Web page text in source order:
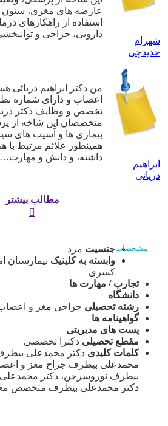
شهرام
حدیدچی
عارضه های مغزی، ستون
استفاده از راهکارهای
دارویی، جراحی و
ابراهیم
دریائی
من دکتر ابراهیم
تخصص و وظایف دکتر
متخصصان این شاخه از
بیماری ها و آسیب های
همینطور علائم مرتبط با
داشته، و دانش و مهارت…
مطالب بیشتر
مشخصاتجنسیت مرد
وابسته به کلینیک بیمارستان
کسری
تجارب / مهارت ها
دانشگاه
رشته تحصیلی جراحی مغز و
گواهینامه ها
پست های مدیریتی
مقطع تحصیلی دکترا تخصصی
کلمات کلیدی دکتر محمدعلی
محمدعلی بیطرف جراح مغز و
بیطرف نوروسرجن، دکتر
دکتر محمدعلی بیطرف متخصص